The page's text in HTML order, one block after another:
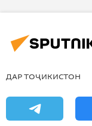
ДАР ТОҶИКИСТОН